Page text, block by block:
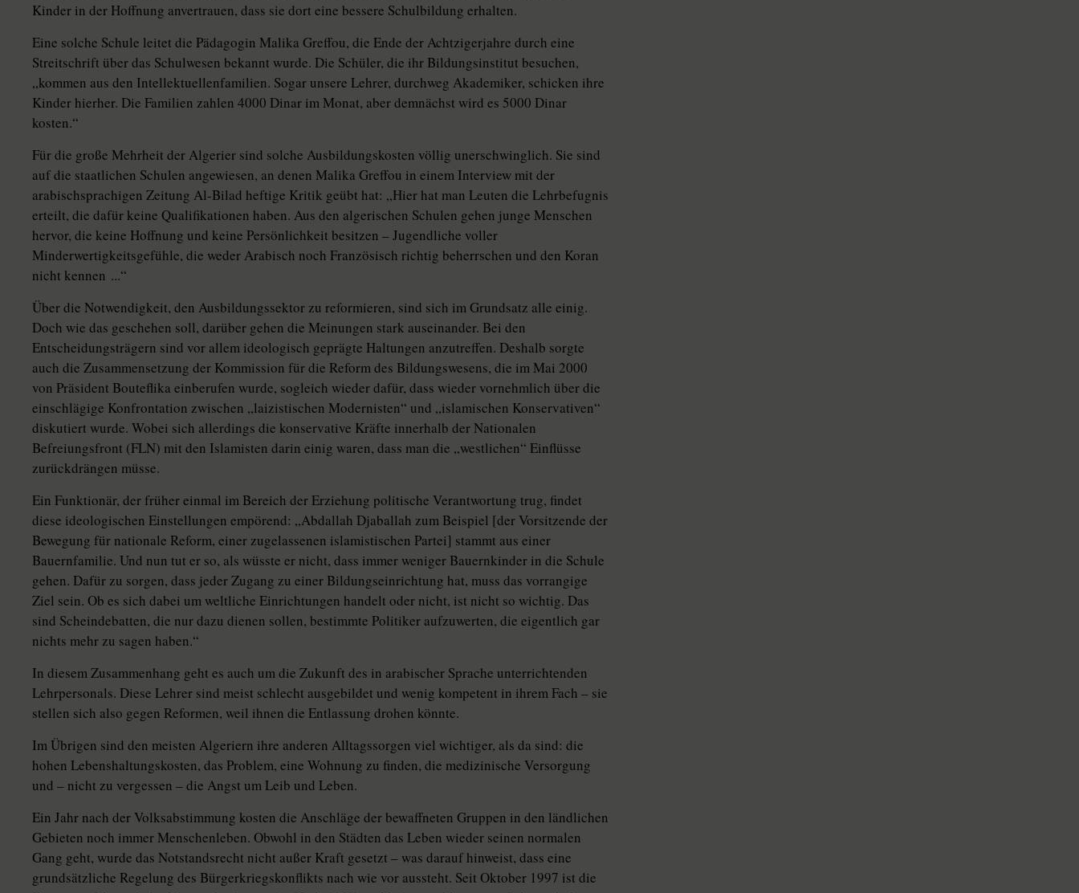
Kinder in der Hoffnung anvertrauen, dass sie dort eine bessere Schulbildung erhalten.
Eine solche Schule leitet die Pädagogin Malika Greffou, die Ende der Achtzigerjahre durch eine
Streitschrift über das Schulwesen bekannt wurde. Die Schüler, die ihr Bildungsinstitut besuchen,
„kommen aus den Intellektuellenfamilien. Sogar unsere Lehrer, durchweg Akademiker, schicken ihre
Kinder hierher. Die Familien zahlen 4000 Dinar im Monat, aber demnächst wird es 5000 Dinar
kosten.“
Für die große Mehrheit der Algerier sind solche Ausbildungskosten völlig unerschwinglich. Sie sind
auf die staatlichen Schulen angewiesen, an denen Malika Greffou in einem Interview mit der
arabischsprachigen Zeitung Al-Bilad heftige Kritik geübt hat: „Hier hat man Leuten die Lehrbefugnis
erteilt, die dafür keine Qualifikationen haben. Aus den algerischen Schulen gehen junge Menschen
hervor, die keine Hoffnung und keine Persönlichkeit besitzen – Jugendliche voller
Minderwertigkeitsgefühle, die weder Arabisch noch Französisch richtig beherrschen und den Koran
nicht kennen ...“
Über die Notwendigkeit, den Ausbildungssektor zu reformieren, sind sich im Grundsatz alle einig.
Doch wie das geschehen soll, darüber gehen die Meinungen stark auseinander. Bei den
Entscheidungsträgern sind vor allem ideologisch geprägte Haltungen anzutreffen. Deshalb sorgte
auch die Zusammensetzung der Kommission für die Reform des Bildungswesens, die im Mai 2000
von Präsident Bouteflika einberufen wurde, sogleich wieder dafür, dass wieder vornehmlich über die
einschlägige Konfrontation zwischen „laizistischen Modernisten“ und „islamischen Konservativen“
diskutiert wurde. Wobei sich allerdings die konservative Kräfte innerhalb der Nationalen
Befreiungsfront (FLN) mit den Islamisten darin einig waren, dass man die „westlichen“ Einflüsse
zurückdrängen müsse.
Ein Funktionär, der früher einmal im Bereich der Erziehung politische Verantwortung trug, findet
diese ideologischen Einstellungen empörend: „Abdallah Djaballah zum Beispiel [der Vorsitzende der
Bewegung für nationale Reform, einer zugelassenen islamistischen Partei] stammt aus einer
Bauernfamilie. Und nun tut er so, als wüsste er nicht, dass immer weniger Bauernkinder in die Schule
gehen. Dafür zu sorgen, dass jeder Zugang zu einer Bildungseinrichtung hat, muss das vorrangige
Ziel sein. Ob es sich dabei um weltliche Einrichtungen handelt oder nicht, ist nicht so wichtig. Das
sind Scheindebatten, die nur dazu dienen sollen, bestimmte Politiker aufzuwerten, die eigentlich gar
nichts mehr zu sagen haben.“
In diesem Zusammenhang geht es auch um die Zukunft des in arabischer Sprache unterrichtenden
Lehrpersonals. Diese Lehrer sind meist schlecht ausgebildet und wenig kompetent in ihrem Fach – sie
stellen sich also gegen Reformen, weil ihnen die Entlassung drohen könnte.
Im Übrigen sind den meisten Algeriern ihre anderen Alltagssorgen viel wichtiger, als da sind: die
hohen Lebenshaltungskosten, das Problem, eine Wohnung zu finden, die medizinische Versorgung
und – nicht zu vergessen – die Angst um Leib und Leben.
Ein Jahr nach der Volksabstimmung kosten die Anschläge der bewaffneten Gruppen in den ländlichen
Gebieten noch immer Menschenleben. Obwohl in den Städten das Leben wieder seinen normalen
Gang geht, wurde das Notstandsrecht nicht außer Kraft gesetzt – was darauf hinweist, dass eine
grundsätzliche Regelung des Bürgerkriegskonflikts nach wie vor aussteht. Seit Oktober 1997 ist die